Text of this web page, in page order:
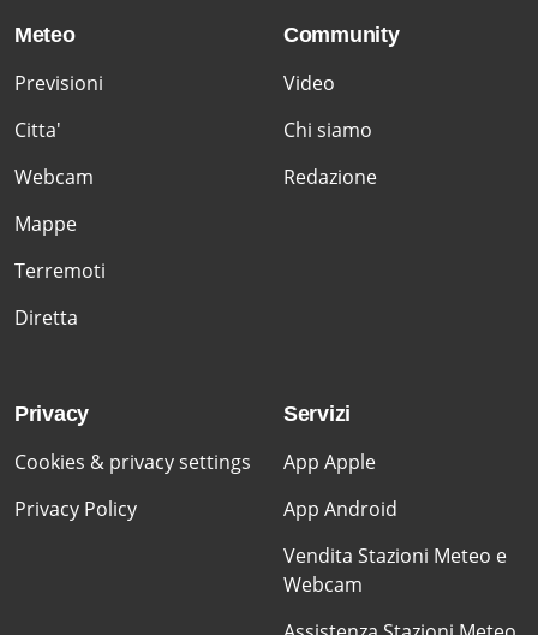
Meteo
Previsioni
Citta'
Webcam
Mappe
Terremoti
Diretta
Community
Video
Chi siamo
Redazione
Privacy
Cookies & privacy settings
Privacy Policy
Servizi
App Apple
App Android
Vendita Stazioni Meteo e
Webcam